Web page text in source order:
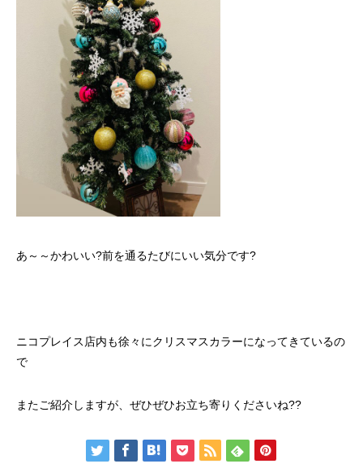
あ～～かわいい?前を通るたびにいい気分です?
ニコプレイス店内も徐々にクリスマスカラーになってきているの
で
またご紹介しますが、ぜひぜひお立ち寄りくださいね??